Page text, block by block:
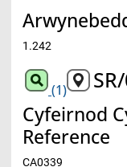
1.242
(1)
Cyfeirnod
Reference
CA0339